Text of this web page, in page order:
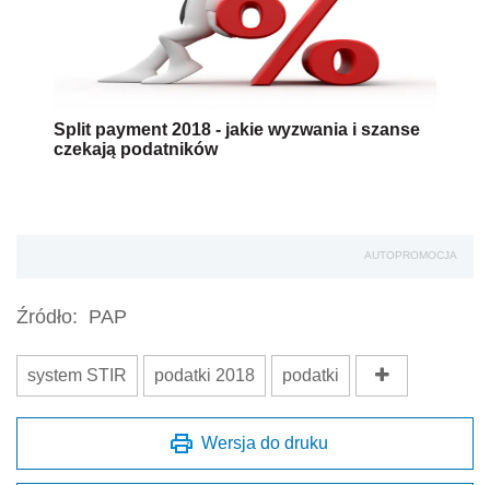
Split payment 2018 - jakie wyzwania i szanse
czekają podatników
AUTOPROMOCJA
Źródło: PAP
system STIR podatki 2018 podatki
Wersja do druku